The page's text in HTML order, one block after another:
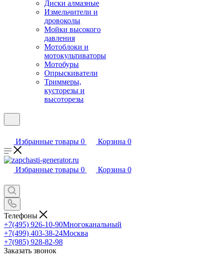
Диски алмазные
Измельчители и
дровоколы
Мойки высокого
давления
Мотоблоки и
мотокультиваторы
Мотобуры
Опрыскиватели
Триммеры,
кусторезы и
высоторезы
Избранные товары 0 Корзина 0
Избранные товары 0 Корзина 0
Телефоны
+7(495) 926-10-90Многоканальный
+7(499) 403-38-24Москва
+7(985) 928-82-98
Заказать звонок